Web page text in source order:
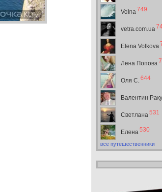
Volna749
vetra.com.ua
Elena Volkova
Лена Попова
Оля С.644
Валентин
Светлана531
Елена530
все путешественники